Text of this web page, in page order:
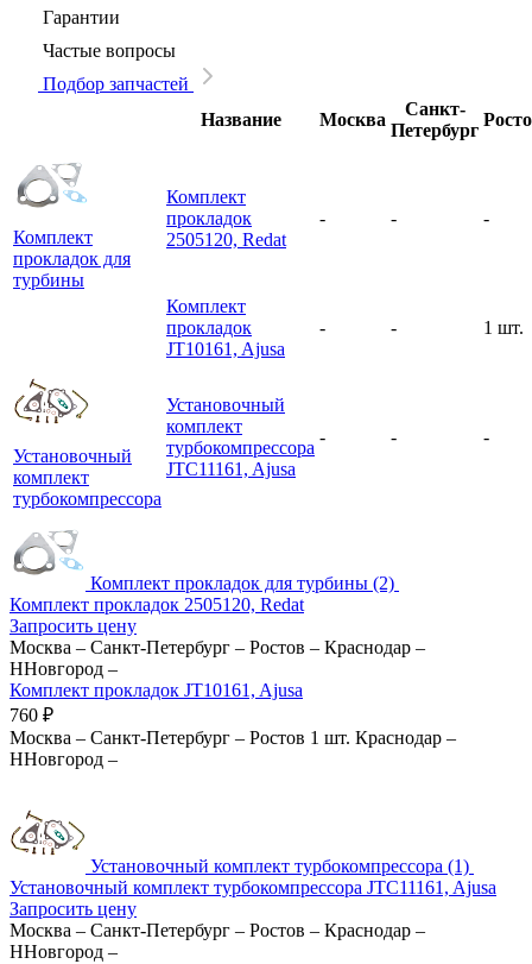
Гарантии
Частые вопросы
Подбор запчастей
Название
Москва
Санкт-
Петербург
Комплект
прокладок для
турбины
Комплект
прокладок
2505120, Redat
- - -
Комплект
прокладок
JT10161, Ajusa
- - 1 шт.
Установочный
комплект
турбокомпрессора
Установочный
комплект
турбокомпрессора
JTC11161, Ajusa
- - -
Комплект прокладок для турбины (2)
Комплект прокладок 2505120, Redat
Запросить цену
Москва – Санкт-Петербург – Ростов – Краснодар –
ННовгород –
Комплект прокладок JT10161, Ajusa
760 ₽
Москва – Санкт-Петербург – Ростов 1 шт. Краснодар –
ННовгород –
Установочный комплект турбокомпрессора (1)
Установочный комплект турбокомпрессора JTC11161, Ajusa
Запросить цену
Москва – Санкт-Петербург – Ростов – Краснодар –
ННовгород –